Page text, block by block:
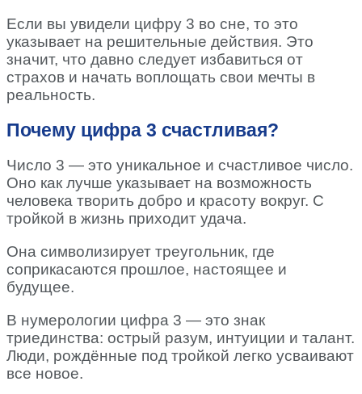
Если вы увидели цифру 3 во сне, то это
указывает на решительные действия. Это
значит, что давно следует избавиться от
страхов и начать воплощать свои мечты в
реальность.
Почему цифра 3 счастливая?
Число 3 — это уникальное и счастливое число.
Оно как лучше указывает на возможность
человека творить добро и красоту вокруг. С
тройкой в жизнь приходит удача.
Она символизирует треугольник, где
соприкасаются прошлое, настоящее и
будущее.
В нумерологии цифра 3 — это знак
триединства: острый разум, интуиции и талант.
Люди, рождённые под тройкой легко усваивают
все новое.